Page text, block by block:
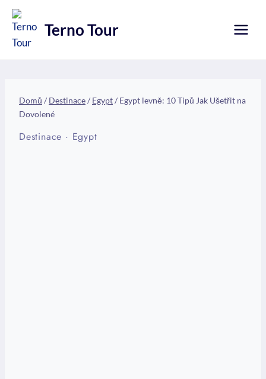
Přeskočit
obsah
Terno Tour
Domů / Destinace/ Egypt/ Egypt levně: 10 Tipů Jak Ušetřit na
Dovolené
Destinace · Egypt